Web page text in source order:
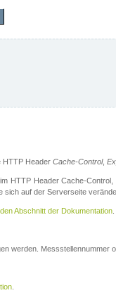
HTTP Header Cache-Control,
HTTP Header Cache-
sich auf der Serverseite
Abschnitt der Dokumentation.
werden. Messstellennummer
.